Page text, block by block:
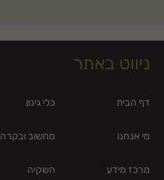
ניווט באתר
דף הבית
מי אנחנו
מרכז מידע
כלי גינון
מחשוב ובקרה
השקיה